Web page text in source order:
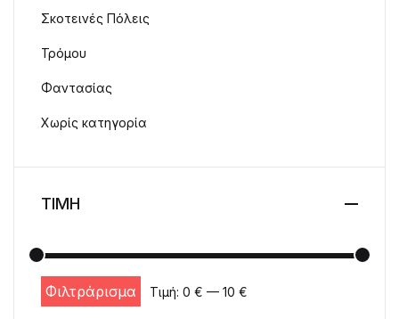
Σκοτεινές Πόλεις
Τρόμου
Φαντασίας
Χωρίς κατηγορία
ΤΙΜΗ
Ελάχιστη τιμή
Μέγιστη τιμή
Φιλτράρισμα Τιμή: 0 € — 10 €